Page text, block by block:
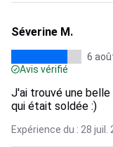
Séverine M.
6
Avis vérifié
J'ai trouvé une
qui était soldée :)
Expérience du : 28 juil.